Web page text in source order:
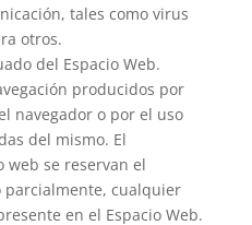
tales como virus
otros.
del Espacio Web.
producidos por
navegador o por el uso
del mismo. El
se reservan el
cualquier
en el Espacio Web.